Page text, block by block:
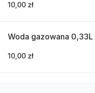
10,00 zł
Woda gazowana 0,33L
10,00 zł